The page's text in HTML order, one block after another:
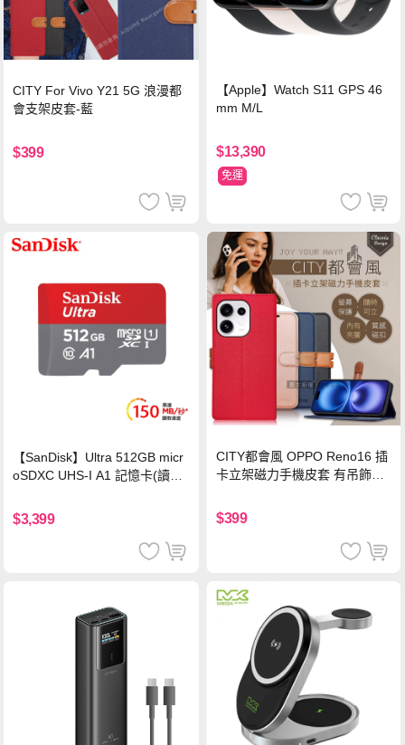
CITY For Vivo Y21 5G 浪漫都
會支架皮套-藍
$399
【Apple】Watch S11 GPS 46
mm M/L
$13,390
免運
【SanDisk】Ultra 512GB micr
oSDXC UHS-I A1 記憶卡(讀取
$3,399
CITY都會風 OPPO Reno16 插
卡立架磁力手機皮套 有吊飾孔
$399